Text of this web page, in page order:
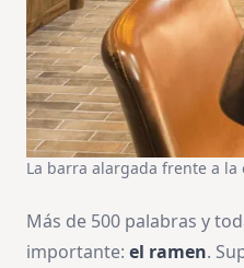
La barra alargada frente a la
Más de 500 palabras y
importante: el ramen.